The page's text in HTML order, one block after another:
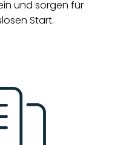
und sorgen für
Start.